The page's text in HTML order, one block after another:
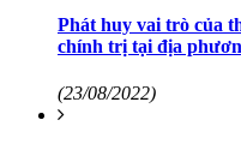
Phát huy vai trò của
chính trị tại địa
(23/08/2022)